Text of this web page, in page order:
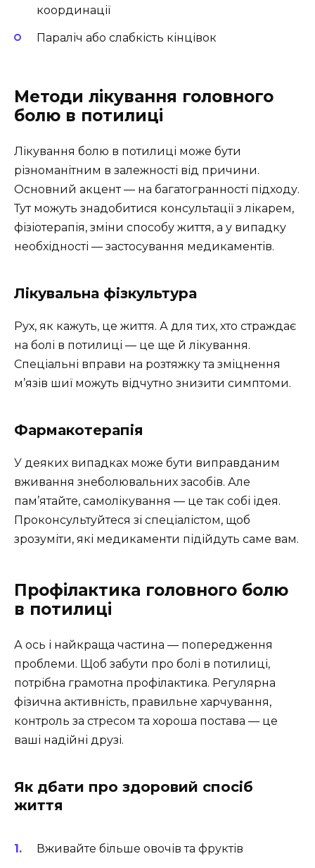
координації
Параліч або слабкість кінцівок
Методи лікування головного
болю в потилиці
Лікування болю в потилиці може бути
різноманітним в залежності від причини.
Основний акцент — на багатогранності підходу.
Тут можуть знадобитися консультації з лікарем,
фізіотерапія, зміни способу життя, а у випадку
необхідності — застосування медикаментів.
Лікувальна фізкультура
Рух, як кажуть, це життя. А для тих, хто страждає
на болі в потилиці — це ще й лікування.
Спеціальні вправи на розтяжку та зміцнення
м’язів шиї можуть відчутно знизити симптоми.
Фармакотерапія
У деяких випадках може бути виправданим
вживання знеболювальних засобів. Але
пам’ятайте, самолікування — це так собі ідея.
Проконсультуйтеся зі спеціалістом, щоб
зрозуміти, які медикаменти підійдуть саме вам.
Профілактика головного болю
в потилиці
А ось і найкраща частина — попередження
проблеми. Щоб забути про болі в потилиці,
потрібна грамотна профілактика. Регулярна
фізична активність, правильне харчування,
контроль за стресом та хороша постава — це
ваші надійні друзі.
Як дбати про здоровий спосіб
життя
Вживайте більше овочів та фруктів